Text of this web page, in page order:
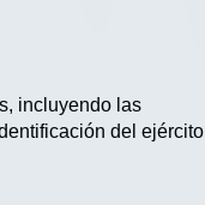
incluyendo las
del ejército